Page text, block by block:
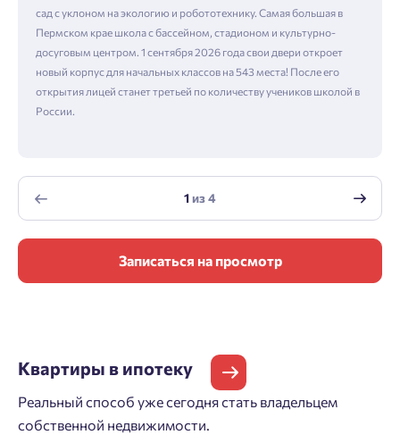
сад с уклоном на экологию и робототехнику. Самая большая в
Пермском крае школа с бассейном, стадионом и культурно-
досуговым центром. 1 сентября 2026 года свои двери откроет
новый корпус для начальных классов на 543 места! После его
открытия лицей станет третьей по количеству учеников школой в
России.
1из4
Записаться на просмотр
Квартиры в ипотеку
Реальный способ уже сегодня стать владельцем
собственной недвижимости.